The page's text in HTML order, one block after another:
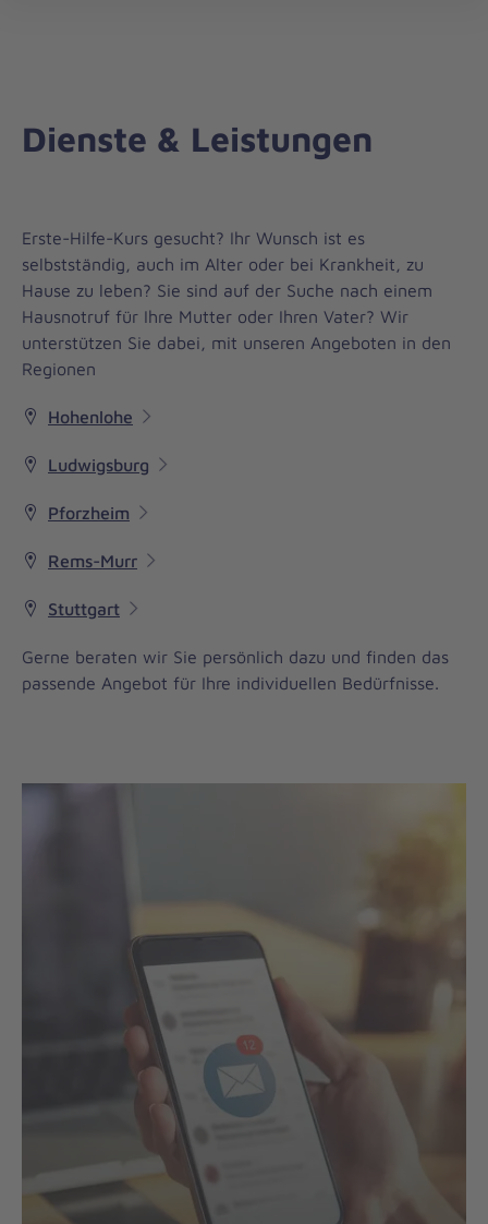
Dienste & Leistungen
Erste-Hilfe-Kurs gesucht? Ihr Wunsch ist es
selbstständig, auch im Alter oder bei Krankheit, zu
Hause zu leben? Sie sind auf der Suche nach einem
Hausnotruf für Ihre Mutter oder Ihren Vater? Wir
unterstützen Sie dabei, mit unseren Angeboten in den
Regionen
Hohenlohe
Ludwigsburg
Pforzheim
Rems-Murr
Stuttgart
Gerne beraten wir Sie persönlich dazu und finden das
passende Angebot für Ihre individuellen Bedürfnisse.